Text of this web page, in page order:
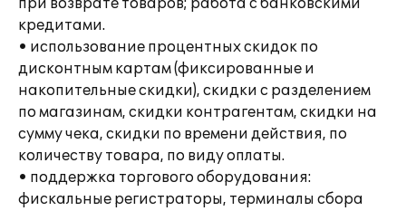
при возврате товаров; работа с банковскими
кредитами.
• использование процентных скидок по
дисконтным картам (фиксированные и
накопительные скидки), скидки с разделением
по магазинам, скидки контрагентам, скидки на
сумму чека, скидки по времени действия, по
количеству товара, по виду оплаты.
• поддержка торгового оборудования:
фискальные регистраторы, терминалы сбора